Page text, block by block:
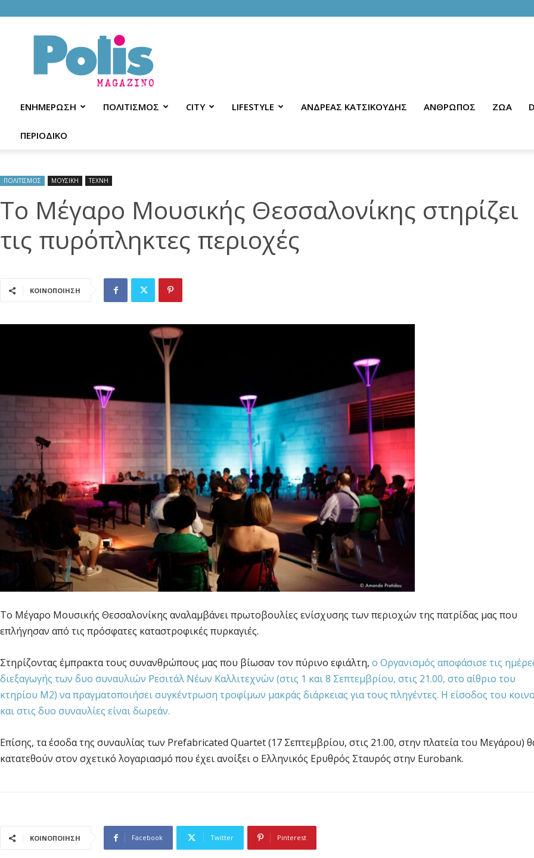
Polis
Magazino
ΕΝΗΜΕΡΩΣΗ ΠΟΛΙΤΙΣΜΟΣ CITY LIFESTYLE ΑΝΔΡΕΑΣ ΚΑΤΣΙΚΟΥΔΗΣ ΑΝΘΡΩΠΟΣ ΖΩΑ
ΠΕΡΙΟΔΙΚΟ
ΠΟΛΙΤΙΣΜΟΣ ΜΟΥΣΙΚΗ ΤΕΧΝΗ
Το Μέγαρο Μουσικής Θεσσαλονίκης στηρίζει
τις πυρόπληκτες περιοχές
ΚΟΙΝΟΠΟΙΗΣΗ
Το Μέγαρο Μουσικής Θεσσαλονίκης αναλαμβάνει πρωτοβουλίες ενίσχυσης των περιοχών της πατρίδας μας που
επλήγησαν από τις πρόσφατες καταστροφικές πυρκαγιές.
Στηρίζοντας έμπρακτα τους συνανθρώπους μας που βίωσαν τον πύρινο εφιάλτη, ο Οργανισμός αποφάσισε τις
διεξαγωγής των δυο συναυλιών Ρεσιτάλ Νέων Καλλιτεχνών (στις 1 και 8 Σεπτεμβρίου, στις 21.00, στο αίθριο του
κτηρίου Μ2) να πραγματοποιήσει συγκέντρωση τροφίμων μακράς διάρκειας για τους πληγέντες. Η είσοδος του
και στις δυο συναυλίες είναι δωρεάν.
Επίσης, τα έσοδα της συναυλίας των Prefabricated Quartet (17 Σεπτεμβρίου, στις 21.00, στην πλατεία του Μεγάρου)
κατατεθούν στον σχετικό λογαριασμό που έχει ανοίξει ο Ελληνικός Ερυθρός Σταυρός στην Eurobank.
ΚΟΙΝΟΠΟΙΗΣΗ Facebook Twitter Pinterest